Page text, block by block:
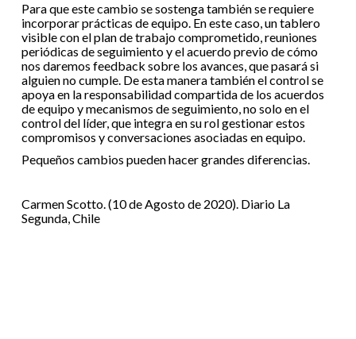
Para que este cambio se sostenga también se requiere
incorporar prácticas de equipo. En este caso, un tablero
visible con el plan de trabajo comprometido, reuniones
periódicas de seguimiento y el acuerdo previo de cómo
nos daremos feedback sobre los avances, que pasará si
alguien no cumple. De esta manera también el control se
apoya en la responsabilidad compartida de los acuerdos
de equipo y mecanismos de seguimiento, no solo en el
control del líder, que integra en su rol gestionar estos
compromisos y conversaciones asociadas en equipo.
Pequeños cambios pueden hacer grandes diferencias.
Carmen Scotto. (10 de Agosto de 2020). Diario La
Segunda, Chile